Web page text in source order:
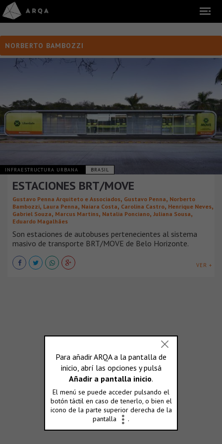
NORBERTO BAMBOZZI
INFRAESTRUCTURA URBANA BRASIL
ESTACIONES BRT/MOVE
Gustavo Penna Arquiteto e Associados, Gustavo Penna, Norberto
Bambozzi, Laura Penna, Naiara Costa, Carolina Castro,Henrique Neves,
Gabriel Souza, Marcus Martins, Natalia Ponciano, Juliana Sousa,
Eduardo Magalhães
Son estaciones de autobuses pertenecientes al sistema
masivo de transporte BRT/MOVE de Belo Horizonte.
VER +